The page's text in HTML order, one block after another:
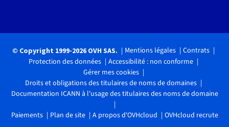
© Copyright 1999-2026 OVH SAS. Mentions légales
Contrats
Protection des données
Accessibilité : non conforme
Gérer mes cookies
Droits et obligations des titulaires de noms de domaines
Documentation ICANN à l'usage des titulaires des noms de domaine
Paiements Plan de site A propos d'OVHcloud OVHcloud recrute